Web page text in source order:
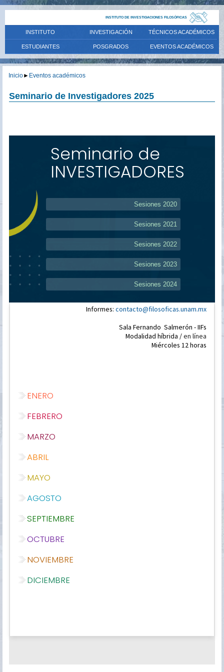
INSTITUTO DE INVESTIGACIONES FILOSÓFICAS
INSTITUTO INVESTIGACIÓN TÉCNICOS ACADÉMICOS
ESTUDIANTES POSGRADOS EVENTOS ACADÉMICOS
Inicio► Eventos académicos
Seminario de Investigadores 2025
Seminario de
INVESTIGADORES
Sesiones 2020
Sesiones 2021
Sesiones 2022
Sesiones 2023
Sesiones 2024
Informes: contacto@filosoficas.unam.mx
Sala Fernando Salmerón - IIFs
Modalidad híbrida /en línea
Miércoles 12 horas
ENERO
FEBRERO
MARZO
ABRIL
MAYO
AGOSTO
SEPTIEMBRE
OCTUBRE
NOVIEMBRE
DICIEMBRE